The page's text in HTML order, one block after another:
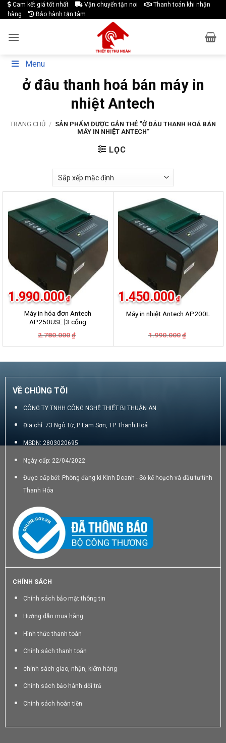
Skip
to
Cam kết giá tốt nhất Vận chuyển tận nơi
Thanh toán khi nhận
hàng
Bảo hành tận tâm
Menu
ở đâu thanh hoá bán máy in
nhiệt Antech
TRANG CHỦ / SẢN PHẨM ĐƯỢC GẮN THẺ “Ở ĐÂU THANH HOÁ BÁN
MÁY IN NHIỆT ANTECH”
LỌC
-28%
Máy in hóa đơn Antech
AP250USE [3 cổng
2.780.000 ₫
là:
1.990.000 ₫
tại
1.990.000₫.
-27%
Máy in nhiệt Antech AP200L
1.990.000 ₫
là:
1.450.000 ₫
tại
1.450.000₫.
VỀ CHÚNG TÔI
CÔNG TY TNHH CÔNG NGHỆ THIẾT BỊ THUẬN AN
Địa chỉ: 73 Ngô Từ, P Lam Sơn, TP Thanh Hoá
MSDN: 2803020695
Ngày cấp: 22/04/2022
Được cấp bởi: Phòng đăng kí Kinh Doanh - Sở kế hoạch và đầu tư tỉnh
Thanh Hóa
CHÍNH SÁCH
Chính sách bảo mật thông tin
Hướng dẫn mua hàng
Hình thức thanh toán
Chính sách thanh toán
chính sách giao, nhận, kiểm hàng
Chính sách bảo hành đổi trả
Chính sách hoàn tiền